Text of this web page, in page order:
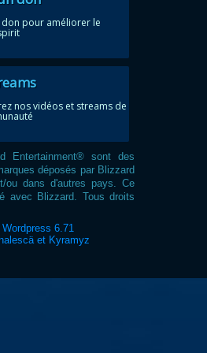
don pour améliorer le
nos vidéos et streams de
Entertainment® sont des
déposés par Blizzard
ou dans d'autres pays. Ce
avec Blizzard. Tous droits
6.71
et Kyramyz